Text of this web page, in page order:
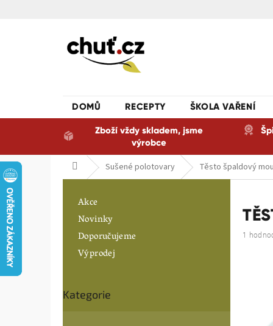
DOMŮ RECEPTY ŠKOLA VAŘENÍ
Zboží vždy skladem, jsme
výrobce
Domů Sušené polotovary Těsto špaldový
kategorie
Kategorie
Akce
Novinky
Doporučujeme
Výprodej
1